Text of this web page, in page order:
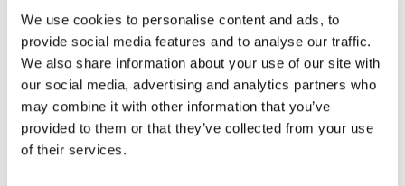
We use cookies to personalise content and ads, to
provide social media features and to analyse our traffic.
We also share information about your use of our site with
our social media, advertising and analytics partners who
may combine it with other information that you’ve
provided to them or that they’ve collected from your use
of their services.